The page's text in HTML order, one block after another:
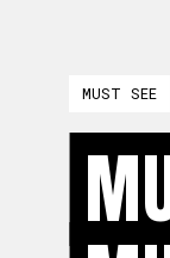
MUST SEE